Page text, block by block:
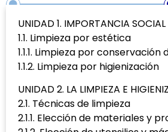
UNIDAD 1. IMPORTANCIA
1.1. Limpieza por estética
1.1.1. Limpieza por conservación
1.1.2. Limpieza por higienización
UNIDAD 2. LA LIMPIEZA E
2.1. Técnicas de limpieza
2.1.1. Elección de materiales y